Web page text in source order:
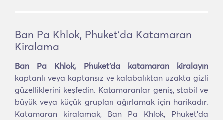
Ban Pa Khlok, Phuket'da Katamaran
Kiralama
Ban Pa Khlok, Phuket'da katamaran kiralayın
kaptanlı veya kaptansız ve kalabalıktan uzakta gizli
güzelliklerini keşfedin. Katamaranlar geniş, stabil ve
büyük veya küçük grupları ağırlamak için harikadır.
Katamaran kiralamak, Ban Pa Khlok, Phuket'da